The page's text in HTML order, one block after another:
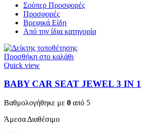
Σούπερ Προσφορές
Προσφορές
Βρεφικά Είδη
Από την ίδια κατηγορία
Προσθήκη στο καλάθι
Quick view
BABY CAR SEAT JEWEL 3 ΙΝ 1
Βαθμολογήθηκε με 0 από 5
Άμεσα Διαθέσιμο